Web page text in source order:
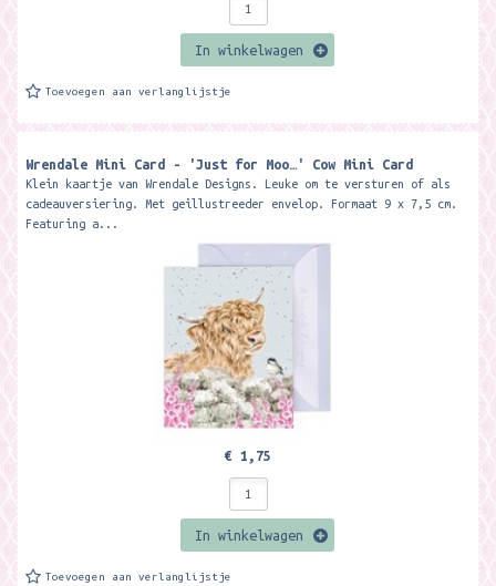
In winkelwagen
Toevoegen aan verlanglijstje
Wrendale Mini Card - 'Just for Moo…' Cow Mini Card ​
Klein kaartje van Wrendale Designs. Leuke om te versturen of als
cadeauversiering. Met geillustreeder envelop. Formaat 9 x 7,5 cm.
Featuring a...
€ 1,75
In winkelwagen
Toevoegen aan verlanglijstje